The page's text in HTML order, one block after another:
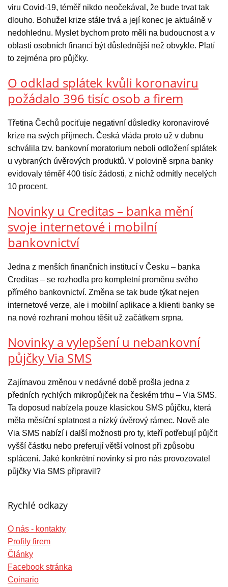
viru Covid-19, téměř nikdo neočekával, že bude trvat tak
dlouho. Bohužel krize stále trvá a její konec je aktuálně v
nedohlednu. Myslet bychom proto měli na budoucnost a v
oblasti osobních financí být důslednější než obvykle. Platí
to zejména pro půjčky.
O odklad splátek kvůli koronaviru
požádalo 396 tisíc osob a firem
Třetina Čechů pociťuje negativní důsledky koronavirové
krize na svých příjmech. Česká vláda proto už v dubnu
schválila tzv. bankovní moratorium neboli odložení splátek
u vybraných úvěrových produktů. V polovině srpna banky
evidovaly téměř 400 tisíc žádosti, z nichž odmítly necelých
10 procent.
Novinky u Creditas – banka mění
svoje internetové i mobilní
bankovnictví
Jedna z menších finančních institucí v Česku – banka
Creditas – se rozhodla pro kompletní proměnu svého
přímého bankovnictví. Změna se tak bude týkat nejen
internetové verze, ale i mobilní aplikace a klienti banky se
na nové rozhraní mohou těšit už začátkem srpna.
Novinky a vylepšení u nebankovní
půjčky Via SMS
Zajímavou změnou v nedávné době prošla jedna z
předních rychlých mikropůjček na českém trhu – Via SMS.
Ta doposud nabízela pouze klasickou SMS půjčku, která
měla měsíční splatnost a nízký úvěrový rámec. Nově ale
Via SMS nabízí i další možnosti pro ty, kteří potřebují půjčit
vyšší částku nebo preferují větší volnost při způsobu
splácení. Jaké konkrétní novinky si pro nás provozovatel
půjčky Via SMS připravil?
Rychlé odkazy
O nás - kontakty
Profily firem
Články
Facebook stránka
Coinario